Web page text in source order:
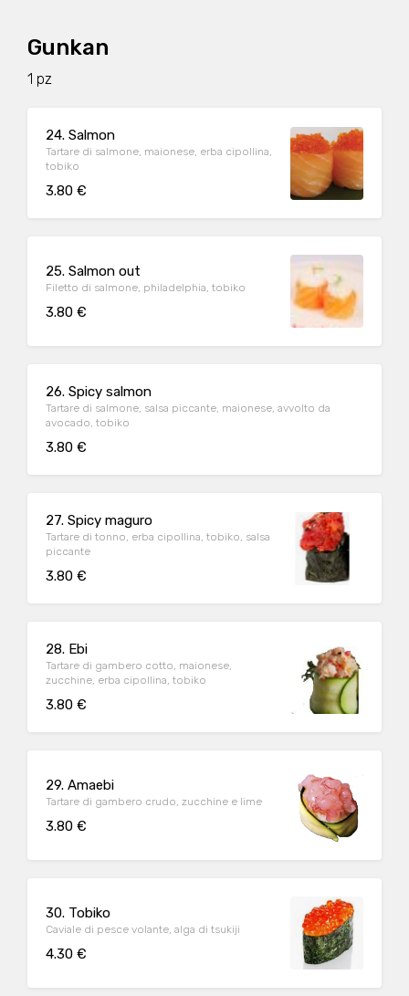
Gunkan
1 pz
24. Salmon
Tartare di salmone, maionese, erba cipollina,
tobiko
3.80 €
25. Salmon out
Filetto di salmone, philadelphia, tobiko
3.80 €
26. Spicy salmon
Tartare di salmone, salsa piccante, maionese, avvolto da
avocado, tobiko
3.80 €
27. Spicy maguro
Tartare di tonno, erba cipollina, tobiko, salsa
piccante
3.80 €
28. Ebi
Tartare di gambero cotto, maionese,
zucchine, erba cipollina, tobiko
3.80 €
29. Amaebi
Tartare di gambero crudo, zucchine e lime
3.80 €
30. Tobiko
Caviale di pesce volante, alga di tsukiji
4.30 €